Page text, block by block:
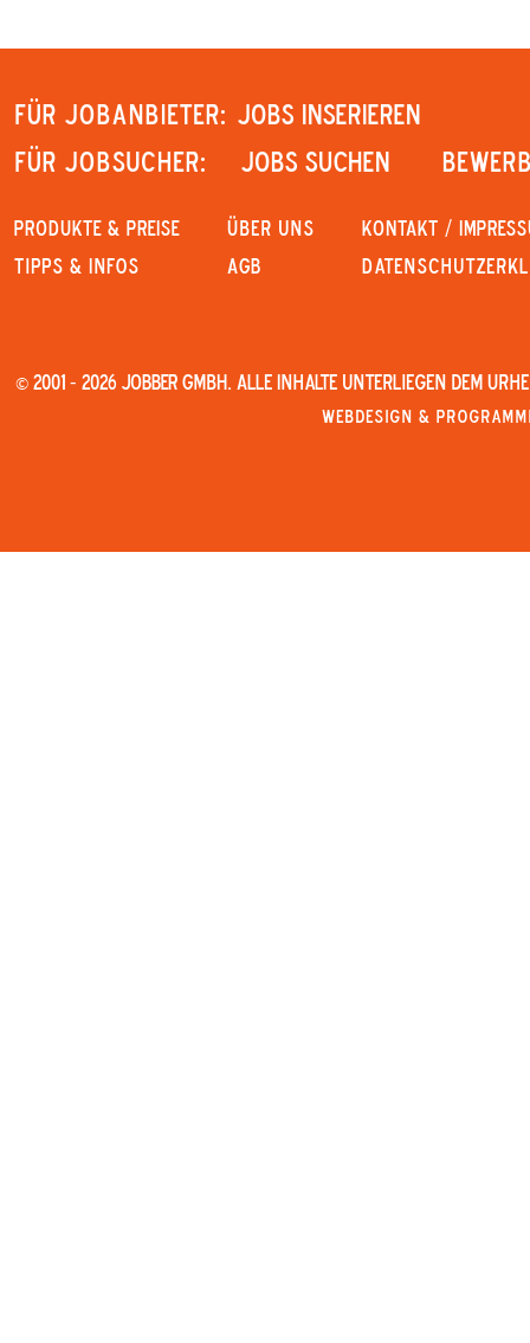
Für Jobanbieter: JOBS INSERIEREN
Für Jobsucher:
JOBS SUCHEN
PRODUKTE & PREISE
Tipps & Infos
Über uns
AGB
KONTAKT /
© 2001 - 2026 JOBBER GmbH. Alle Inhalte unterliegen dem
Webdesign &